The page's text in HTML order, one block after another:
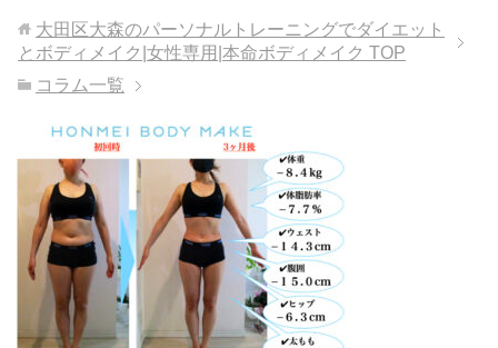
大田区大森のパーソナルトレーニングでダイエット
とボディメイク|女性専用|本命ボディメイク TOP
コラム一覧